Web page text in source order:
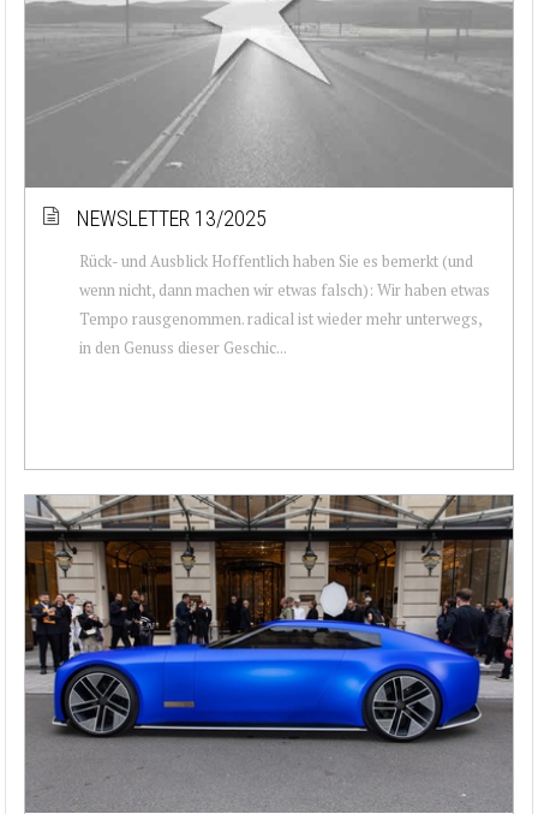
NEWSLETTER 13/2025
Rück- und Ausblick Hoffentlich haben Sie es bemerkt (und
wenn nicht, dann machen wir etwas falsch): Wir haben etwas
Tempo rausgenommen. radical ist wieder mehr unterwegs,
in den Genuss dieser Geschic...